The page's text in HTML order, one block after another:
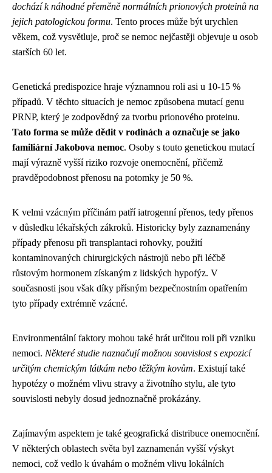
dochází k náhodné přeměně normálních prionových proteinů na
jejich patologickou formu. Tento proces může být urychlen
věkem, což vysvětluje, proč se nemoc nejčastěji objevuje u osob
starších 60 let.
Genetická predispozice hraje významnou roli asi u 10-15 %
případů. V těchto situacích je nemoc způsobena mutací genu
PRNP, který je zodpovědný za tvorbu prionového proteinu.
Tato forma se může dědit v rodinách a označuje se jako
familiární Jakobova nemoc. Osoby s touto genetickou mutací
mají výrazně vyšší riziko rozvoje onemocnění, přičemž
pravděpodobnost přenosu na potomky je 50 %.
K velmi vzácným příčinám patří iatrogenní přenos, tedy přenos
v důsledku lékařských zákroků. Historicky byly zaznamenány
případy přenosu při transplantaci rohovky, použití
kontaminovaných chirurgických nástrojů nebo při léčbě
růstovým hormonem získaným z lidských hypofýz. V
současnosti jsou však díky přísným bezpečnostním opatřením
tyto případy extrémně vzácné.
Environmentální faktory mohou také hrát určitou roli při vzniku
nemoci. Některé studie naznačují možnou souvislost s expozicí
určitým chemickým látkám nebo těžkým kovům. Existují také
hypotézy o možném vlivu stravy a životního stylu, ale tyto
souvislosti nebyly dosud jednoznačně prokázány.
Zajímavým aspektem je také geografická distribuce onemocnění.
V některých oblastech světa byl zaznamenán vyšší výskyt
nemoci, což vedlo k úvahám o možném vlivu lokálních